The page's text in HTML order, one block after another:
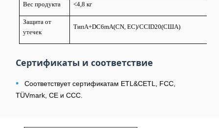
Вес продукта <4,8 кг
Защита от
утечек
ТипA+DC6mA(CN, ЕС)/CCID20(США)
Сертификаты и соответствие
•
Соответствует сертификатам ETL&CETL, FCC,
TÜVmark, CE и CCC.